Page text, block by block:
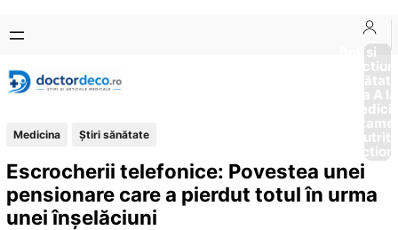
conținut
content
Boli si
Afectiuni
Sănătate
de la A
Medicina Ştiri sănătate
Escrocherii telefonice: Povestea unei
pensionare care a pierdut totul în urma
unei înșelăciuni